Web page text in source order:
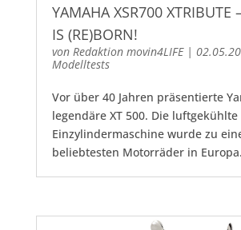
YAMAHA XSR700 XTRIBUTE
IS (RE)BORN!
von Redaktion movin4LIFE|
Modelltests
Vor über 40 Jahren präsentierte
legendäre XT 500. Die luftgekühlte
Einzylindermaschine wurde zu
beliebtesten Motorräder in Europa.